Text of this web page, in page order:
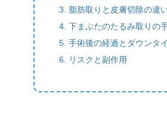
脂肪取りと皮膚切除の違
下まぶたのたるみ取りの
手術後の経過とダウンタ
リスクと副作用